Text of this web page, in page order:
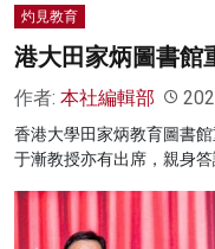
灼見教育
港大田家炳圖書館
作者: 本社編輯部
香港大學田家炳教育圖書
于漸教授亦有出席，親身